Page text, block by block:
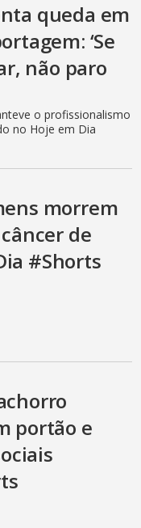
queda em
‘Se
não paro
o profissionalismo
no Hoje em Dia
morrem
de
#Shorts
portão e